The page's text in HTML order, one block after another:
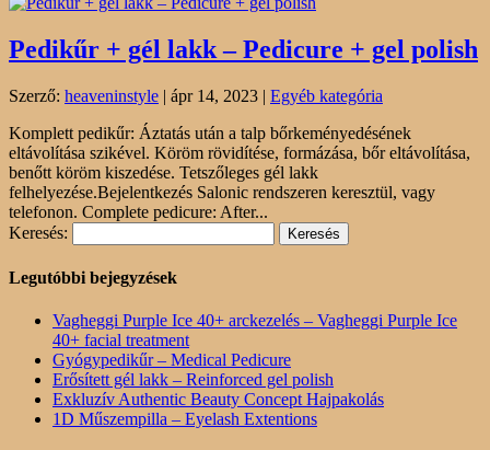
Pedikűr + gél lakk – Pedicure + gel polish
Szerző: heaveninstyle | ápr 14, 2023 | Egyéb kategória
Komplett pedikűr: Áztatás után a talp bőrkeményedésének
eltávolítása szikével. Köröm rövidítése, formázása, bőr eltávolítása,
benőtt köröm kiszedése. Tetszőleges gél lakk
felhelyezése.Bejelentkezés Salonic rendszeren keresztül, vagy
telefonon. Complete pedicure: After...
Keresés:
Legutóbbi bejegyzések
Vagheggi Purple Ice 40+ arckezelés – Vagheggi Purple Ice
40+ facial treatment
Gyógypedikűr – Medical Pedicure
Erősített gél lakk – Reinforced gel polish
Exkluzív Authentic Beauty Concept Hajpakolás
1D Műszempilla – Eyelash Extentions